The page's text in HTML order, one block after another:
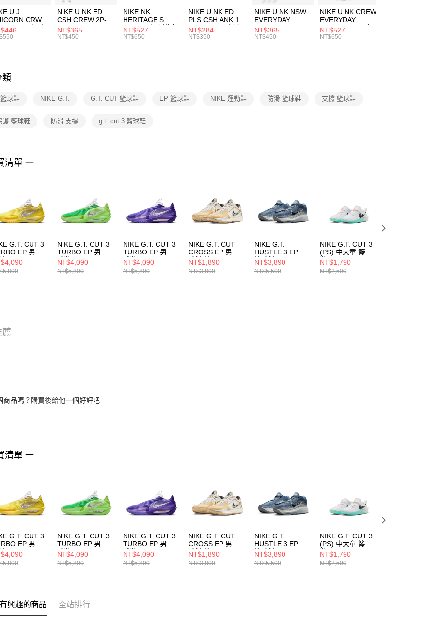
３．收到繳費通知簡訊後14天內，點擊此簡訊中的連結，可透過四大超商
／ATM／網路銀行／等多元方式進行付款，方視為交易完成。
※ 請注意：結帳手續完成當下不需立刻繳費，但若您需要取消訂單，請聯
絡購買商品的店家。未經商家同意取消之訂單仍視為有效，需透過AFTEE
先享後付繳納相關費用。
１．透過由恩沛科技股份有限公司提供之「AFTEE先享後付」服務完成之
交易，需依本服務之必要範圍內提供個人資料，並將交易相關給付款項請
形，恩沛科技股份有限公司將有權停止該用戶之使用額度並採取法律行
動。
U J
CRW
-160 男女 中
FZ3393100
NIKE U NK ED
CSH CREW 2P-
144 EMBRDY 男
女 短統襪
NT$365
NT$450
NIKE NK
HERITAGE S
SMIT 男女 側背包
BA5871010
NT$527
NT$650
NIKE U NK ED
PLS CSH ANK 1P
144 DBL 男 中統
襪 DH4058104
NT$284
NT$350
NIKE U NK NSW
EVERYDAY
ESSENTIAL CR
男女 短統襪
NT$365
NT$450
NIKE U NK CREW
EVERYDAY
BBALL 3PR 男女
長統襪
NT$527
NT$650
類
球鞋 NIKE G.T. G.T. CUT 籃球鞋 EP 籃球鞋 NIKE 運動鞋 防滑 籃球鞋 支撐 籃球鞋
護 籃球鞋 防滑 支撐 g.t. cut 3 籃球鞋
清單 一
G.T. CUT 3
EP 男 籃
HV9919500
NIKE G.T. CUT 3
TURBO EP 男 籃
球鞋 HV9919301
NT$4,090
NT$5,800
NIKE G.T. CUT 3
TURBO EP 男 籃
球鞋 HV9919800
NT$4,090
NT$5,800
NIKE G.T. CUT
CROSS EP 男 籃
球鞋 棕
HM3700291
NT$1,890
NT$3,800
NIKE G.T.
HUSTLE 3 EP 男
籃球鞋
FV5952402
NT$3,890
NT$5,500
NIKE G.T. CUT 3
(PS) 中大童 籃球
鞋 FD7034106
NT$1,790
NT$2,500
薦
商品嗎？購買後給他一個好評吧
清單 一
G.T. CUT 3
EP 男 籃
HV9919500
NIKE G.T. CUT 3
TURBO EP 男 籃
球鞋 HV9919301
NT$4,090
NT$5,800
NIKE G.T. CUT 3
TURBO EP 男 籃
球鞋 HV9919800
NT$4,090
NT$5,800
NIKE G.T. CUT
CROSS EP 男 籃
球鞋 棕
HM3700291
NT$1,890
NT$3,800
NIKE G.T.
HUSTLE 3 EP 男
籃球鞋
FV5952402
NT$3,890
NT$5,500
NIKE G.T. CUT 3
(PS) 中大童 籃球
鞋 FD7034106
NT$1,790
NT$2,500
興趣的商品 全站排行